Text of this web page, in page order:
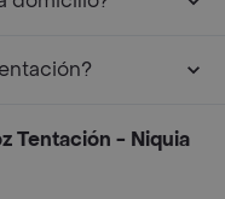
Tentación - Niquia